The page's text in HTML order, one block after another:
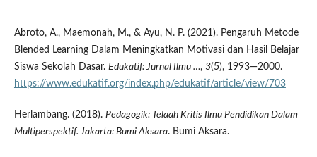
Abroto, A., Maemonah, M., & Ayu, N. P. (2021). Pengaruh Metode
Blended Learning Dalam Meningkatkan Motivasi dan Hasil Belajar
Siswa Sekolah Dasar. Edukatif: Jurnal Ilmu …, 3(5), 1993—2000.
https://www.edukatif.org/index.php/edukatif/article/view/703
Herlambang. (2018). Pedagogik: Telaah Kritis Ilmu Pendidikan Dalam
Multiperspektif. Jakarta: Bumi Aksara. Bumi Aksara.